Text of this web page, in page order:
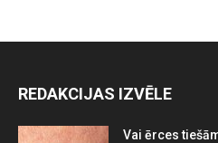
REDAKCIJAS IZVĒLE
Vai ērces